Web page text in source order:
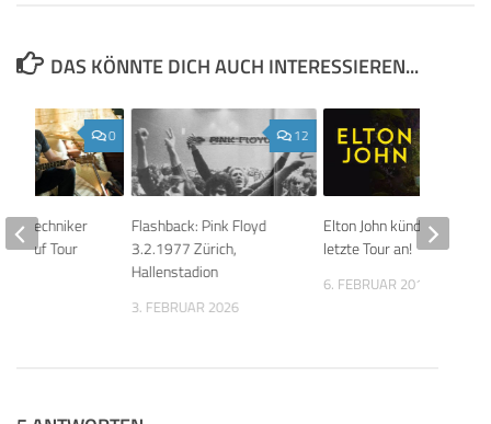
DAS KÖNNTE DICH AUCH INTERESSIEREN...
12
Flashback: Pink Floyd
3.2.1977 Zürich,
Hallenstadion
3. FEBRUAR 2026
Elton John kündigt seine
letzte Tour an!
6. FEBRUAR 2018
0
Tontechniker
auf Tour